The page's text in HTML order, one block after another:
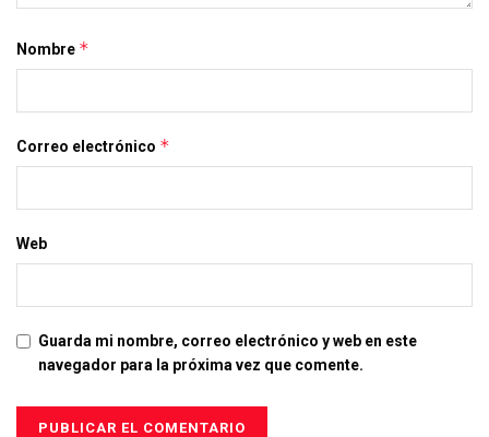
Nombre *
Correo electrónico *
Web
Guarda mi nombre, correo electrónico y web en este
navegador para la próxima vez que comente.